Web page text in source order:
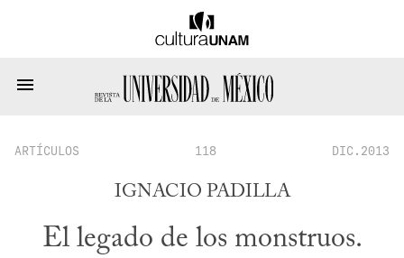
ARTÍCULOS 118 DIC.2013
IGNACIO PADILLA
El legado de los monstruos.